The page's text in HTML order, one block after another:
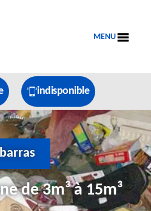
MENU
indisponible
de 3m³ à 15m³